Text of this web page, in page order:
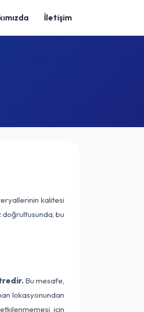
İletişim
kalitesi
doğrultusunda, bu
Bu mesafe,
lokasyonundan
için